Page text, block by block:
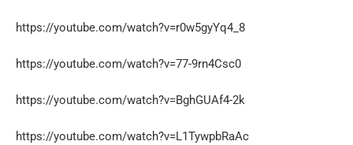
https://youtube.com/watch?v=r0w5gyYq4_8
https://youtube.com/watch?v=77-9rn4Csc0
https://youtube.com/watch?v=BghGUAf4-2k
https://youtube.com/watch?v=L1TywpbRaAc